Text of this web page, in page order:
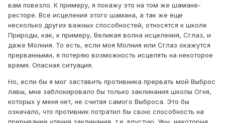
вам повезло. К примеру, я покажу это на том же шамане-
ресторе. Все исцеления этого шамана, а так же еще
несколько других важных способностей, относятся к школе
Природы, как, к примеру, Великая волна исцеления, Сглаз, и
даже Молния. То есть, если моя Молния или Сглаз окажутся
прерванными, я потеряю возможность исцелять на некоторое
время. Опасная ситуация.
Но, если бы я мог заставить противника прервать мой Выброс
лавы, мне заблокировало бы только заклинания школы Огня,
которых у меня нет, не считая самого Выброса. Это бы
означало, что противник потратил бы свою способность на